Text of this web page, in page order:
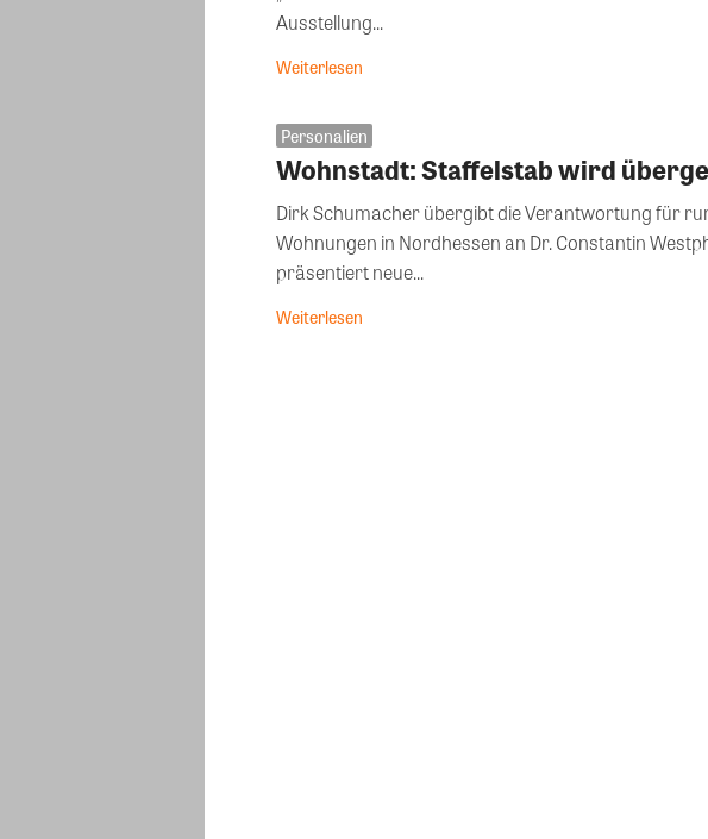
Ausstellung...
Weiterlesen
Personalien
Wohnstadt: Staffelstab wird
Dirk Schumacher übergibt die Verantwortung für
Wohnungen in Nordhessen an Dr. Constantin
präsentiert neue...
Weiterlesen